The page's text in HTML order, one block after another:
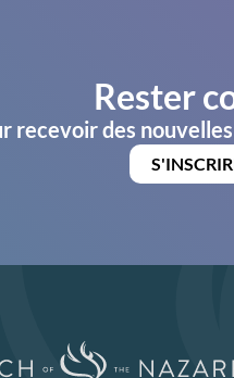
Rester
recevoir des